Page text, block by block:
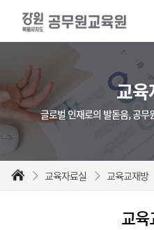
교육
글로벌 인재로의 발돋움, 공무
교육자료실 교육교재방
교